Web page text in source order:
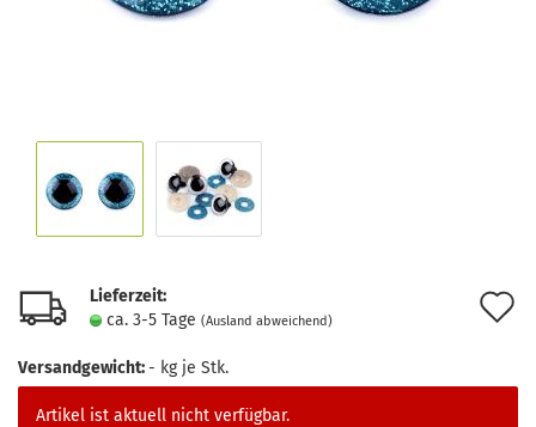
Lieferzeit:
ca. 3-5 Tage (Ausland abweichend)
Versandgewicht:- kg je Stk.
Artikel ist aktuell nicht verfügbar.